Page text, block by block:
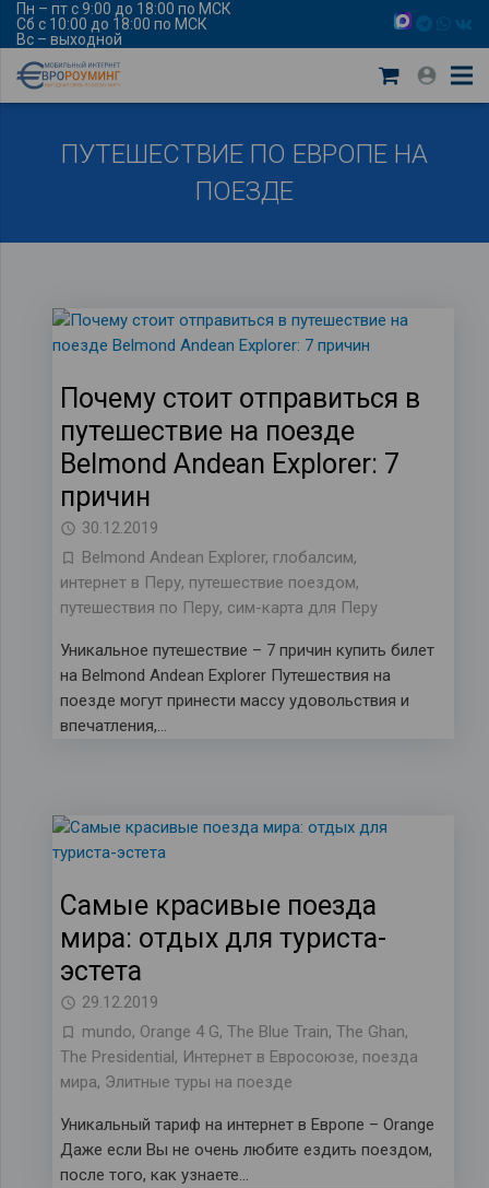
Пн – пт с 9:00 до 18:00 по МСК
Сб с 10:00 до 18:00 по МСК
Вс – выходной
ПУТЕШЕСТВИЕ ПО ЕВРОПЕ НА
ПОЕЗДЕ
Почему стоит отправиться в
путешествие на поезде
Belmond Andean Explorer: 7
причин
30.12.2019
Belmond Andean Explorer, глобалсим,
интернет в Перу, путешествие поездом,
путешествия по Перу, сим-карта для Перу
Уникальное путешествие – 7 причин купить билет
на Belmond Andean Explorer Путешествия на
поезде могут принести массу удовольствия и
впечатления,…
Самые красивые поезда
мира: отдых для туриста-
эстета
29.12.2019
mundo, Orange 4 G, The Blue Train, The Ghan,
The Presidential, Интернет в Евросоюзе, поезда
мира, Элитные туры на поезде
Уникальный тариф на интернет в Европе – Orange
Даже если Вы не очень любите ездить поездом,
после того, как узнаете…